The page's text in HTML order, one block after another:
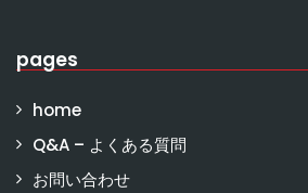
pages
home
Q&A – よくある質問
お問い合わせ